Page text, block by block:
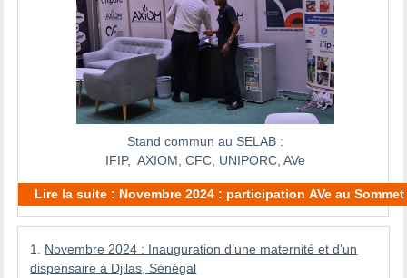
Stand commun au SELAB :
IFIP, AXIOM, CFC, UNIPORC, AVe
Lire la suite : Novembre 2024 : participation AVe au Sommet
Novembre 2024 : Inauguration d’une maternité et d’un
dispensaire à Djilas, Sénégal